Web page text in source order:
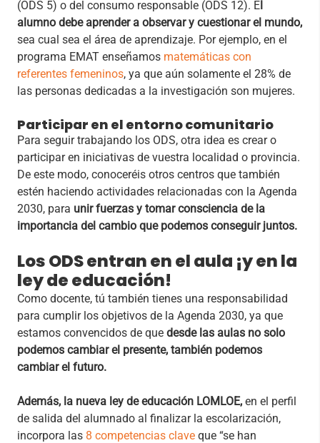
(ODS 5) o del consumo responsable (ODS 12). El
alumno debe aprender a observar y cuestionar el mundo,
sea cual sea el área de aprendizaje. Por ejemplo, en el
programa EMAT enseñamos matemáticas con
referentes femeninos, ya que aún solamente el 28% de
las personas dedicadas a la investigación son mujeres.
Participar en el entorno comunitario
Para seguir trabajando los ODS, otra idea es crear o
participar en iniciativas de vuestra localidad o provincia.
De este modo, conoceréis otros centros que también
estén haciendo actividades relacionadas con la Agenda
2030, para unir fuerzas y tomar consciencia de la
importancia del cambio que podemos conseguir juntos.
Los ODS entran en el aula ¡y en la
ley de educación!
Como docente, tú también tienes una responsabilidad
para cumplir los objetivos de la Agenda 2030, ya que
estamos convencidos de que desde las aulas no solo
podemos cambiar el presente, también podemos
cambiar el futuro.
Además, la nueva ley de educación LOMLOE, en el perfil
de salida del alumnado al finalizar la escolarización,
incorpora las 8 competencias clave que “se han